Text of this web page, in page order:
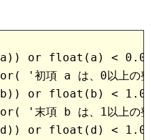
or float(a) < 0.0
'初項 a は、0以上の整
or float(b) < 1.0
'末項 b は、1以上の整
or float(d) < 1.0